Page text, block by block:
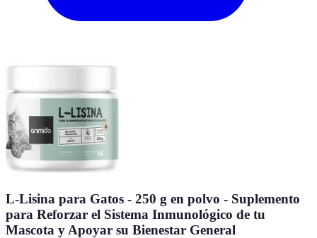
L-Lisina para Gatos - 250 g en polvo - Suplemento
para Reforzar el Sistema Inmunológico de tu
Mascota y Apoyar su Bienestar General